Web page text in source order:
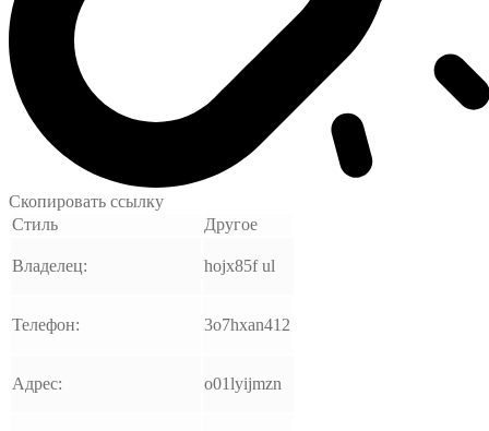
Скопировать ссылку
Стиль
Другое
Владелец: hojx85f ul
Телефон: 3o7hxan412
Адрес: o01lyijmzn